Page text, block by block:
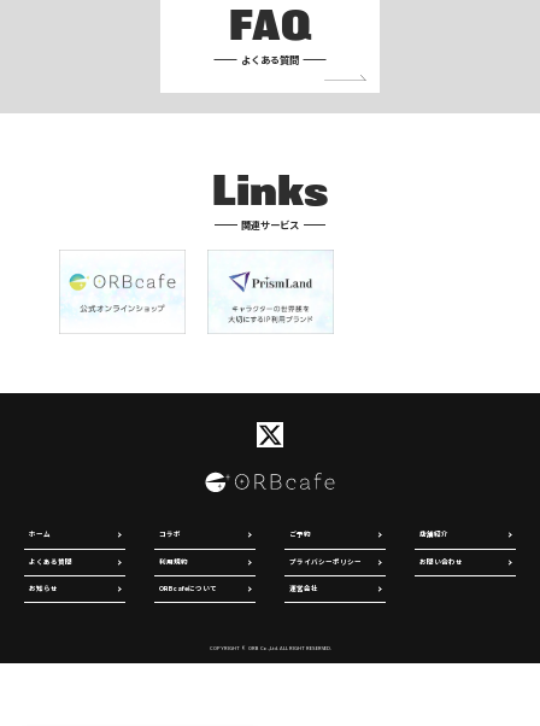
FAQ
よくある質問
Links
関連サービス
ホーム コラボ ご予約 店舗紹介
よくある質問 利用規約 プライバシーポリシー お問い合わせ
お知らせ ORBcafeについて 運営会社
COPYRIGHT © ORB Co.,Ltd. ALL RIGHT RESERVED.